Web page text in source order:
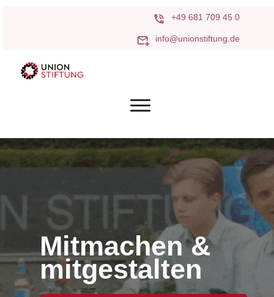
+49 681 709 45 0
info@unionstiftung.de
Mitmachen &
mitgestalten